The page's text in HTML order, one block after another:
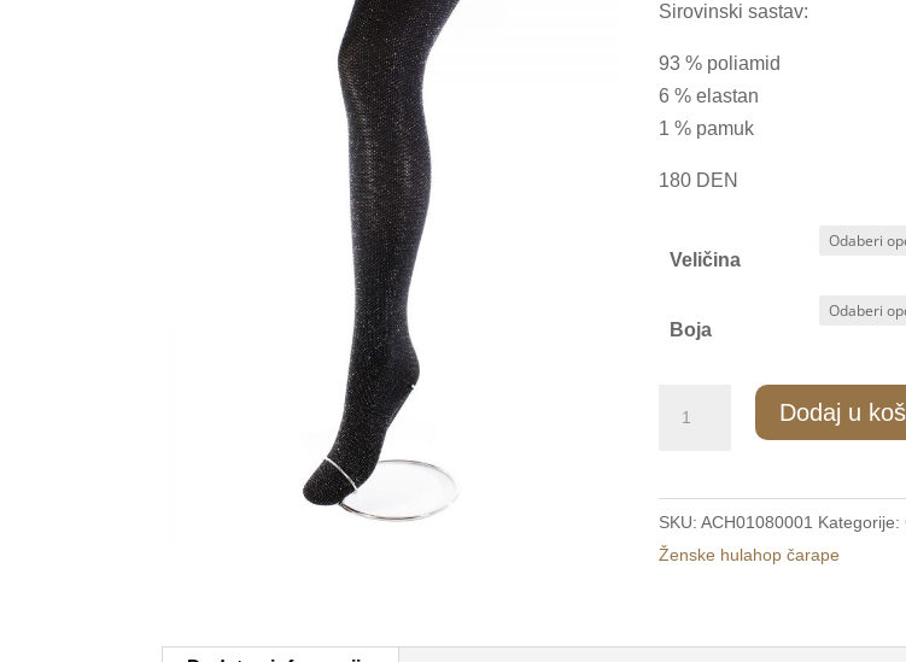
Sirovinski sastav:
93 % poliamid
6 % elastan
1 % pamuk
180 DEN
Veličina
Boja
čarape
S-
M
Dodaj u
SKU:ACH01080001 Kategorije:
Ženske hulahop čarape